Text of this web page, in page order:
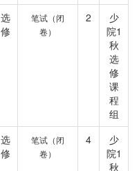
选
修
笔试（闭
卷）
2
少
院1
秋
选
修
课
程
组
选
修
笔试（闭
卷）
4
少
院1
秋